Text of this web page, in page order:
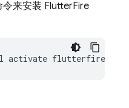
来安装 FlutterFire
activate